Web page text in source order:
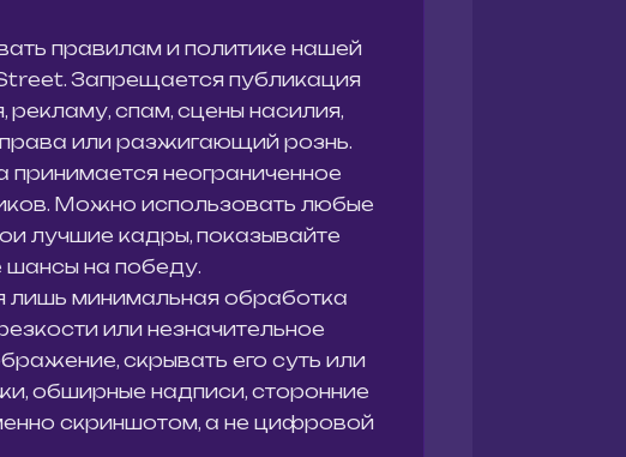
правилам и политике нашей
Запрещается публикация
спам, сцены насилия,
или разжигающий рознь.
принимается неограниченное
Можно использовать любые
лучшие кадры, показывайте
шансы на победу.
лишь минимальная обработка
или незначительное
скрывать его суть или
обширные надписи, сторонние
скриншотом, а не цифровой